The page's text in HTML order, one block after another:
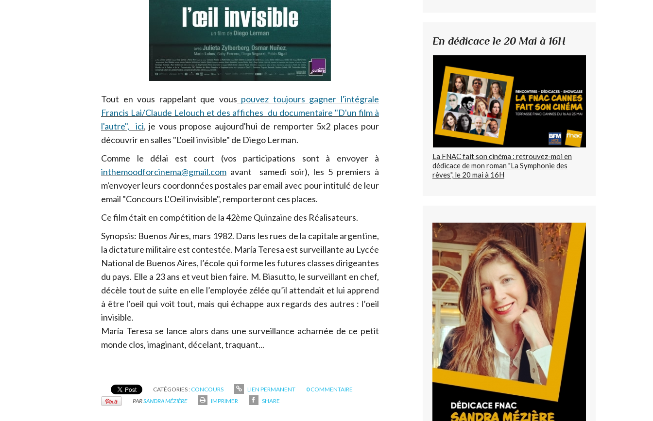
Tout en vous rappelant que vous pouvez toujours gagner l'intégrale
Francis Lai/Claude Lelouch et des affiches du documentaire "D'un film à
l'autre", ici, je vous propose aujourd'hui de remporter 5x2 places pour
découvrir en salles "L'oeil invisible" de Diego Lerman.
Comme le délai est court (vos participations sont à envoyer à
inthemoodforcinema@gmail.com avant samedi soir), les 5 premiers à
m'envoyer leurs coordonnées postales par email avec pour intitulé de leur
email "Concours L'Oeil invisible", remporteront ces places.
Ce film était en compétition de la 42ème Quinzaine des Réalisateurs.
Synopsis: Buenos Aires, mars 1982. Dans les rues de la capitale argentine,
la dictature militaire est contestée. María Teresa est surveillante au Lycée
National de Buenos Aires, l’école qui forme les futures classes dirigeantes
du pays. Elle a 23 ans et veut bien faire. M. Biasutto, le surveillant en chef,
décèle tout de suite en elle l’employée zélée qu’il attendait et lui apprend
à être l’oeil qui voit tout, mais qui échappe aux regards des autres : l’oeil
invisible.
María Teresa se lance alors dans une surveillance acharnée de ce petit
monde clos, imaginant, décelant, traquant...
CATÉGORIES : CONCOURS LIEN PERMANENT 0 COMMENTAIRE
PARSANDRA MÉZIÈRE IMPRIMER SHARE
En dédicace le 20 Mai à 16H
La FNAC fait son cinéma : retrouvez-moi en
dédicace de mon roman "La Symphonie des
rêves", le 20 mai à 16H